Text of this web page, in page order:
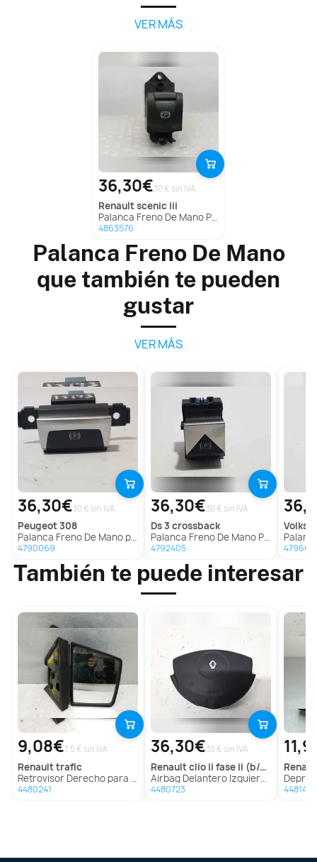
VER MÁS
36,30€30 € sin IVA
renaultscenic iii
Palanca Freno De Mano Para Renault Scenic Iii
4863576
Palanca Freno De Mano
que también te pueden
gustar
VER MÁS
36,30€30 € sin IVA
peugeot308
Palanca Freno De Mano para Peugeot 308
4790069
36,30€30 € sin IVA
ds3 crossback
Palanca Freno De Mano Para Ds 3 Crossback
4792405
Palanca
También te puede interesar
9,08€7.5 € sin IVA
renaulttrafic
Retrovisor Derecho para Renault Trafic
4480241
36,30€30 € sin IVA
renaultclio ii fase ii (b/cb0)
Airbag Delantero Izquierdo Para Renault Clio Ii Fase Ii
4480723
Depresor
4481448